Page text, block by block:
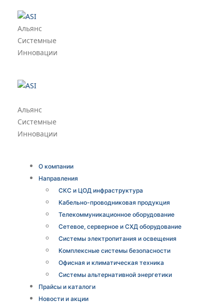
Альянс
Системные
Инновации
Альянс
Системные
Инновации
О компании
Направления
СКС и ЦОД инфраструктура
Кабельно-проводниковая продукция
Телекоммуникационное оборудование
Сетевое, серверное и СХД оборудование
Системы электропитания и освещения
Комплексные системы безопасности
Офисная и климатическая техника
Системы альтернативной энергетики
Прайсы и каталоги
Новости и акции